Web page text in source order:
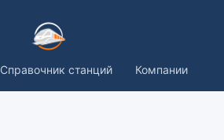
Справочник станций Компании